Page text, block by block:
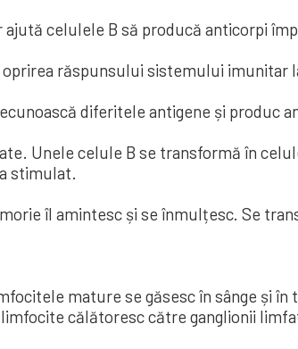
celulele B să producă anticorpi
răspunsului sistemului imunitar
diferitele antigene și produc
Unele celule B se transformă în
stimulat.
îl amintesc și se înmulțesc. Se
mature se găsesc în sânge și
călătoresc către ganglionii